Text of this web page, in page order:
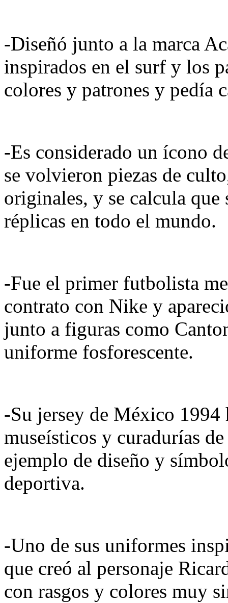
-Diseñó junto a la marca
inspirados en el surf y los
colores y patrones y pedía
-Es considerado un ícono
se volvieron piezas de
originales, y se calcula
réplicas en todo el mundo.
-Fue el primer futbolista
contrato con Nike y
junto a figuras como
uniforme fosforescente.​
-Su jersey de México
museísticos y curadurías
ejemplo de diseño y
deportiva.
-Uno de sus uniformes
que creó al personaje
con rasgos y colores muy